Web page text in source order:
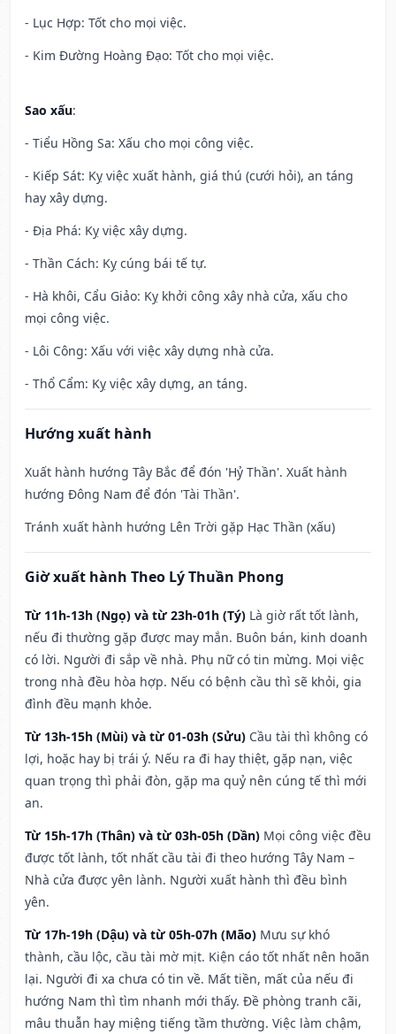
- Lục Hợp: Tốt cho mọi việc.
- Kim Đường Hoàng Đạo: Tốt cho mọi việc.
Sao xấu:
- Tiểu Hồng Sa: Xấu cho mọi công việc.
- Kiếp Sát: Kỵ việc xuất hành, giá thú (cưới hỏi), an táng
hay xây dựng.
- Địa Phá: Kỵ việc xây dựng.
- Thần Cách: Kỵ cúng bái tế tự.
- Hà khôi, Cẩu Giảo: Kỵ khởi công xây nhà cửa, xấu cho
mọi công việc.
- Lôi Công: Xấu với việc xây dựng nhà cửa.
- Thổ Cẩm: Kỵ việc xây dựng, an táng.
Hướng xuất hành
Xuất hành hướng Tây Bắc để đón 'Hỷ Thần'. Xuất hành
hướng Đông Nam để đón 'Tài Thần'.
Tránh xuất hành hướng Lên Trời gặp Hạc Thần (xấu)
Giờ xuất hành Theo Lý Thuần Phong
Từ 11h-13h (Ngọ) và từ 23h-01h (Tý) Là giờ rất tốt lành,
nếu đi thường gặp được may mắn. Buôn bán, kinh doanh
có lời. Người đi sắp về nhà. Phụ nữ có tin mừng. Mọi việc
trong nhà đều hòa hợp. Nếu có bệnh cầu thì sẽ khỏi, gia
đình đều mạnh khỏe.
Từ 13h-15h (Mùi) và từ 01-03h (Sửu) Cầu tài thì không có
lợi, hoặc hay bị trái ý. Nếu ra đi hay thiệt, gặp nạn, việc
quan trọng thì phải đòn, gặp ma quỷ nên cúng tế thì mới
an.
Từ 15h-17h (Thân) và từ 03h-05h (Dần) Mọi công việc đều
được tốt lành, tốt nhất cầu tài đi theo hướng Tây Nam –
Nhà cửa được yên lành. Người xuất hành thì đều bình
yên.
Từ 17h-19h (Dậu) và từ 05h-07h (Mão) Mưu sự khó
thành, cầu lộc, cầu tài mờ mịt. Kiện cáo tốt nhất nên hoãn
lại. Người đi xa chưa có tin về. Mất tiền, mất của nếu đi
hướng Nam thì tìm nhanh mới thấy. Đề phòng tranh cãi,
mâu thuẫn hay miệng tiếng tầm thường. Việc làm chậm,